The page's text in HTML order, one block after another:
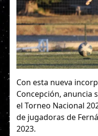
Con esta nueva
Concepción, anuncia
el Torneo Nacional
de jugadoras de
2023.